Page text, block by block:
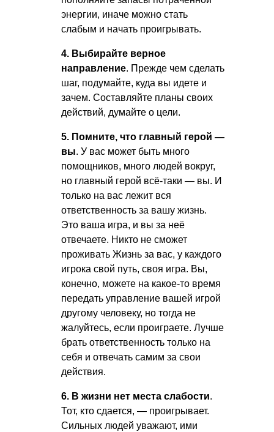
энергии, иначе можно стать
слабым и начать проигрывать.
4. Выбирайте верное
направление. Прежде чем сделать
шаг, подумайте, куда вы идете и
зачем. Составляйте планы своих
действий, думайте о цели.
5. Помните, что главный герой —
вы. У вас может быть много
помощников, много людей вокруг,
но главный герой всё-таки — вы. И
только на вас лежит вся
ответственность за вашу жизнь.
Это ваша игра, и вы за неё
отвечаете. Никто не сможет
проживать Жизнь за вас, у каждого
игрока свой путь, своя игра. Вы,
конечно, можете на какое-то время
передать управление вашей игрой
другому человеку, но тогда не
жалуйтесь, если проиграете. Лучше
брать ответственность только на
себя и отвечать самим за свои
действия.
6. В жизни нет места слабости.
Тот, кто сдается, — проигрывает.
Сильных людей уважают, ими